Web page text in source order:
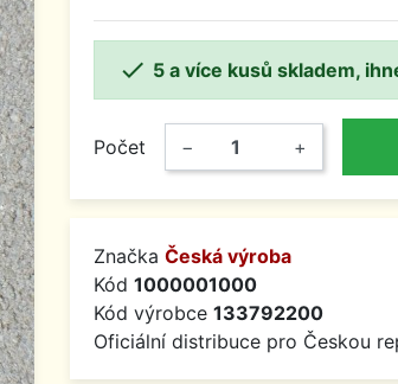
 5 a více kusů skladem,
Počet − +
Značka Česká výroba
Kód 1000001000
Kód výrobce 133792200
Oficiální distribuce pro Českou